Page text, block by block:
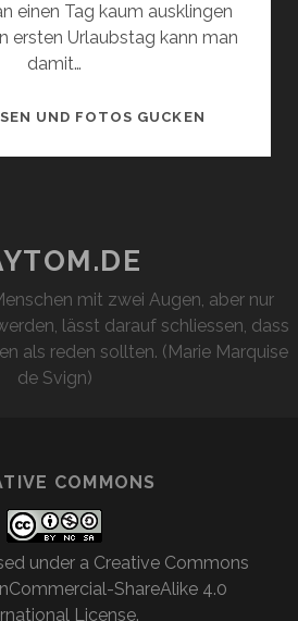
einen Tag kaum ausklingen
ersten Urlaubstag kann man
damit…
UND FOTOS GUCKEN
mit zwei Augen, aber nur
lässt darauf schliessen, dass
als reden sollten. (Marie Marquise
de Svign)
COMMONS
under a Creative Commons
ShareAlike 4.0
License.